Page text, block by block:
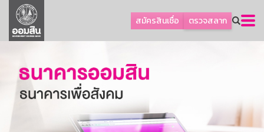
สมัครสินเชื่อ ตรวจสลาก
ลูกค้าธุรกิจ
ลูกค้าผู้ประกอบรายย่อย
ออมเพื่อสุข
เกี่ยวกับธนาคาร
การพัฒนาที่ยั่งยืน